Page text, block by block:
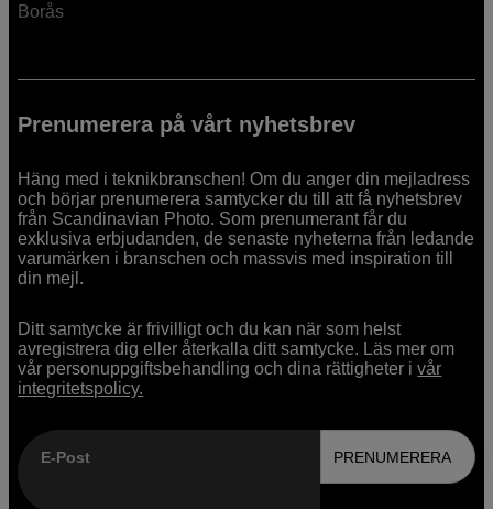
Borås
Prenumerera på vårt nyhetsbrev
Häng med i teknikbranschen! Om du anger din mejladress
och börjar prenumerera samtycker du till att få nyhetsbrev
från Scandinavian Photo. Som prenumerant får du
exklusiva erbjudanden, de senaste nyheterna från ledande
varumärken i branschen och massvis med inspiration till
din mejl.
Ditt samtycke är frivilligt och du kan när som helst
avregistrera dig eller återkalla ditt samtycke. Läs mer om
vår personuppgiftsbehandling och dina rättigheter ivår
integritetspolicy.
E-Post PRENUMERERA